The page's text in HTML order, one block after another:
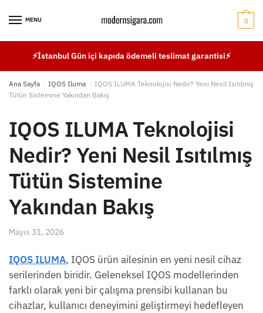
MENU 0
⚡İstanbul Gün içi kapıda ödemeli teslimat garantisi⚡
Ana Sayfa / IQOS Iluma / IQOS ILUMA Teknolojisi Nedir? Yeni Nesil Isıtılmış
Tütün Sistemine Yakından Bakış
IQOS ILUMA Teknolojisi
Nedir? Yeni Nesil Isıtılmış
Tütün Sistemine
Yakından Bakış
Mayıs 31, 2026
IQOS ILUMA, IQOS ürün ailesinin en yeni nesil cihaz
serilerinden biridir. Geleneksel IQOS modellerinden
farklı olarak yeni bir çalışma prensibi kullanan bu
cihazlar, kullanıcı deneyimini geliştirmeyi hedefleyen